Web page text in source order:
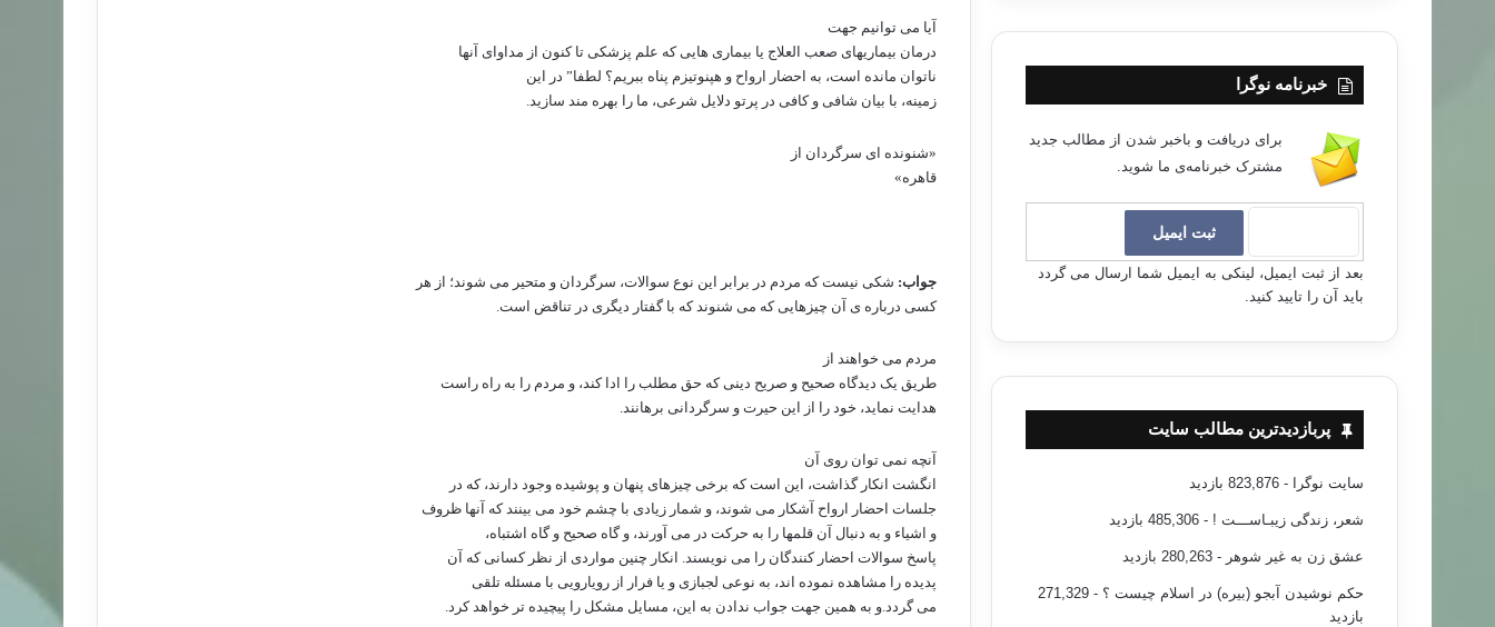
آیا می توانیم جهت
درمان بیماریهای صعب العلاج یا بیماری هایی که علم پزشکی تا کنون از مداوای آنها
ناتوان مانده است، به احضار ارواح و هپنوتیزم پناه ببریم؟ لطفا” در این
زمینه، با بیان شافی و کافی در پرتو دلایل شرعی، ما را بهره مند سازید.
«شنونده ای سرگردان از
قاهره»
جواب: شکی نیست که مردم در برابر این نوع سوالات، سرگردان و متحیر می شوند؛ از هر
کسی درباره ی آن چیزهایی که می شنوند که با گفتار دیگری در تناقض است.
مردم می خواهند از
طریق یک دیدگاه صحیح و صریح دینی که حق مطلب را ادا کند، و مردم را به راه راست
هدایت نماید، خود را از این حیرت و سرگردانی برهانند.
آنچه نمی توان روی آن
انگشت انکار گذاشت، این است که برخی چیزهای پنهان و پوشیده وجود دارند، که در
جلسات احضار ارواح آشکار می شوند، و شمار زیادی با چشم خود می بینند که آنها ظروف
و اشیاء و به دنبال آن قلمها را به حرکت در می آورند، و گاه صحیح و گاه اشتباه،
پاسخ سوالات احضار کنندگان را می نویسند. انکار چنین مواردی از نظر کسانی که آن
پدیده را مشاهده نموده اند، به نوعی لجبازی و یا فرار از رویارویی با مسئله تلقی
می گردد.و به همین جهت جواب ندادن به این، مسایل مشکل را پیچیده تر خواهد کرد.
خبرنامه نوگرا
برای دریافت و باخبر شدن از مطالب جدید
مشترک خبرنامه‌ی ما شوید.
بعد از ثبت ایمیل، لینکی به ایمیل شما ارسال می گردد
باید آن را تایید کنید.
پربازدیدترین مطالب سایت
سایت نوگرا - 823,876 بازدید
شعر، زندگی زیبـاســـت ! - 485,306 بازدید
عشق زن به غیر شوهر - 280,263 بازدید
حکم نوشیدن آبجو (بیره) در اسلام چیست ؟
- 271,329
بازدید